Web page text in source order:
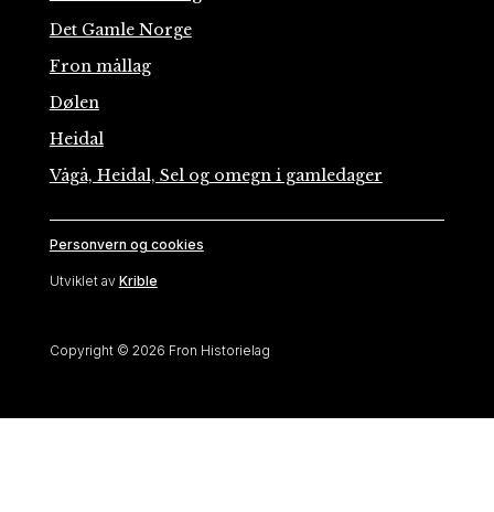
Det Gamle Norge
Fron mållag
Dølen
Heidal
Vågå, Heidal, Sel og omegn i gamledager
Personvern og cookies
Utviklet av Krible
Copyright © 2026 Fron Historielag